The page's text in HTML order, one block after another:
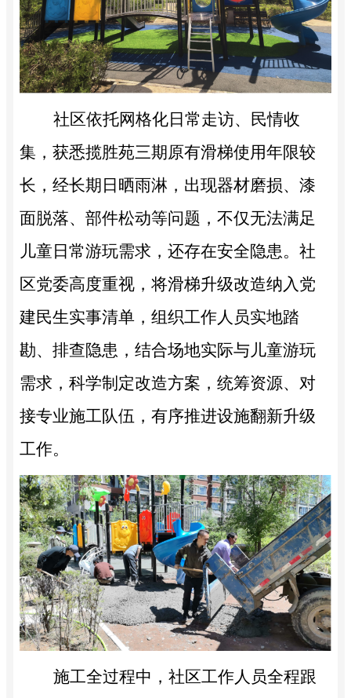
社区依托网格化日常走访、民情收
集，获悉揽胜苑三期原有滑梯使用年限较
长，经长期日晒雨淋，出现器材磨损、漆
面脱落、部件松动等问题，不仅无法满足
儿童日常游玩需求，还存在安全隐患。社
区党委高度重视，将滑梯升级改造纳入党
建民生实事清单，组织工作人员实地踏
勘、排查隐患，结合场地实际与儿童游玩
需求，科学制定改造方案，统筹资源、对
接专业施工队伍，有序推进设施翻新升级
工作。
施工全过程中，社区工作人员全程跟